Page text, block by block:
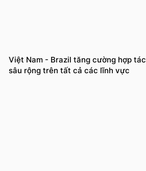
Việt Nam - Brazil tăng cường hợp tác
sâu rộng trên tất cả các lĩnh vực